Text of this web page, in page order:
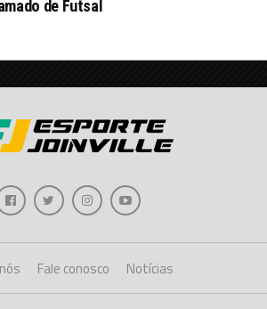
de Futsal
Fale conosco Notícias